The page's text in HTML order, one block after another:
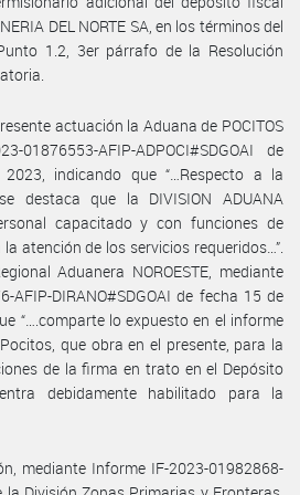
DEL NORTE SA, en los términos del
1.2, 3er párrafo de la Resolución
actuación la Aduana de POCITOS
01876553-AFIP-ADPOCI#SDGOAI de
indicando que “…Respecto a la
destaca que la DIVISION ADUANA
capacitado y con funciones de
atención de los servicios requeridos…”.
Aduanera NOROESTE, mediante
AFIP-DIRANO#SDGOAI de fecha 15 de
“….comparte lo expuesto en el informe
que obra en el presente, para la
de la firma en trato en el Depósito
debidamente habilitado para la
mediante Informe IF-2023-01982868-